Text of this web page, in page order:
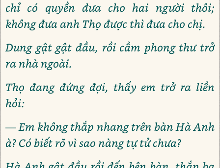
chỉ có quyền đưa cho hai người thôi;
không đưa anh Thọ được thì đưa cho chị.
Dung gật gật đầu, rồi cầm phong thư trở
ra nhà ngoài.
Thọ đang đứng đợi, thấy em trở ra liền
hỏi:
— Em không thắp nhang trên bàn Hà Anh
à? Có biết rõ vì sao nàng tự tử chưa?